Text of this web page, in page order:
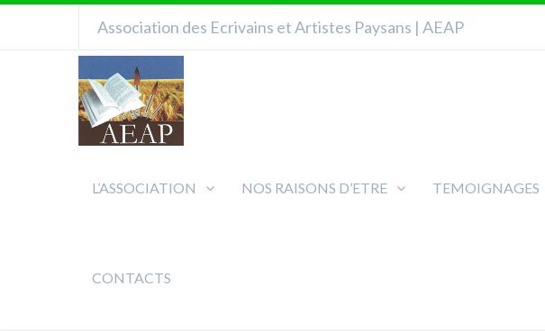
Association des Ecrivains et Artistes Paysans | AEAP
L’ASSOCIATION NOS RAISONS D’ETRE TEMOIGNAGES
CONTACTS